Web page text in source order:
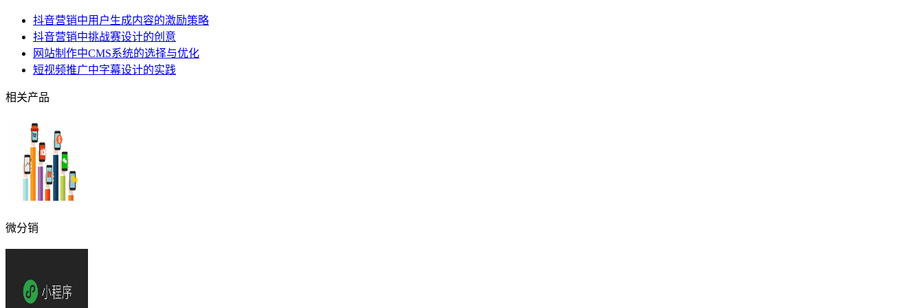
抖音营销中用户生成内容的激励策略
抖音营销中挑战赛设计的创意
网站制作中CMS系统的选择与优化
短视频推广中字幕设计的实践
相关产品
微分销